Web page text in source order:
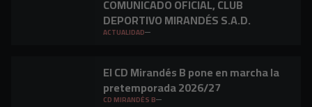
COMUNICADO OFICIAL, CLUB
DEPORTIVO MIRANDÉS S.A.D.
ACTUALIDAD
El CD Mirandés B pone en marcha la
pretemporada 2026/27
CD MIRANDÉS B